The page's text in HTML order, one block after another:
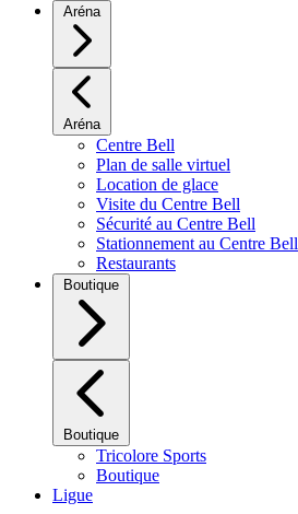
Aréna
Aréna
Centre Bell
Plan de salle virtuel
Location de glace
Visite du Centre Bell
Sécurité au Centre Bell
Stationnement au Centre Bell
Restaurants
Boutique
Boutique
Tricolore Sports
Boutique
Ligue